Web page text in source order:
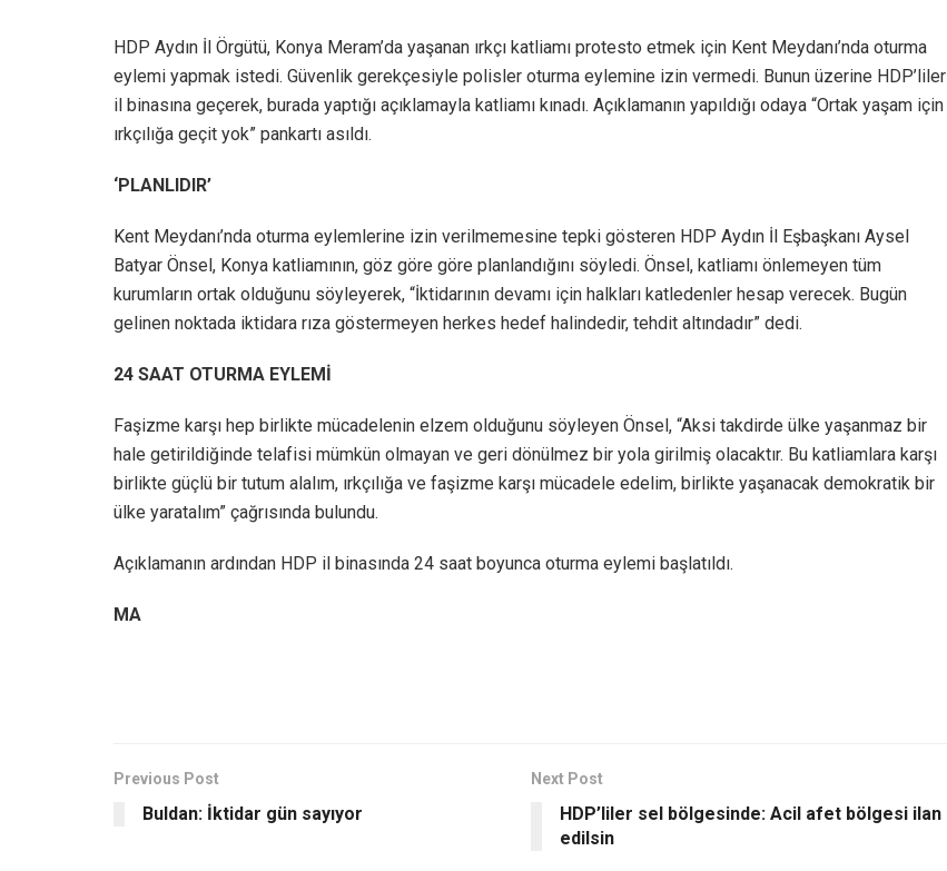
HDP Aydın İl Örgütü, Konya Meram’da yaşanan ırkçı katliamı protesto etmek için Kent Meydanı’nda oturma
eylemi yapmak istedi. Güvenlik gerekçesiyle polisler oturma eylemine izin vermedi. Bunun üzerine HDP’liler
il binasına geçerek, burada yaptığı açıklamayla katliamı kınadı. Açıklamanın yapıldığı odaya “Ortak yaşam için
ırkçılığa geçit yok” pankartı asıldı.
‘PLANLIDIR’
Kent Meydanı’nda oturma eylemlerine izin verilmemesine tepki gösteren HDP Aydın İl Eşbaşkanı Aysel
Batyar Önsel, Konya katliamının, göz göre göre planlandığını söyledi. Önsel, katliamı önlemeyen tüm
kurumların ortak olduğunu söyleyerek, “İktidarının devamı için halkları katledenler hesap verecek. Bugün
gelinen noktada iktidara rıza göstermeyen herkes hedef halindedir, tehdit altındadır” dedi.
24 SAAT OTURMA EYLEMİ
Faşizme karşı hep birlikte mücadelenin elzem olduğunu söyleyen Önsel, “Aksi takdirde ülke yaşanmaz bir
hale getirildiğinde telafisi mümkün olmayan ve geri dönülmez bir yola girilmiş olacaktır. Bu katliamlara karşı
birlikte güçlü bir tutum alalım, ırkçılığa ve faşizme karşı mücadele edelim, birlikte yaşanacak demokratik bir
ülke yaratalım” çağrısında bulundu.
Açıklamanın ardından HDP il binasında 24 saat boyunca oturma eylemi başlatıldı.
MA
Previous Post
Buldan: İktidar gün sayıyor
Next Post
HDP’liler sel bölgesinde: Acil afet bölgesi ilan
edilsin